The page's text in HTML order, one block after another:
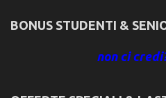
BONUS STUDENTI &
non ci